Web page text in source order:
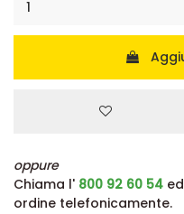
oppure
Chiama l' 800 92 60 54
ordine telefonicamente.